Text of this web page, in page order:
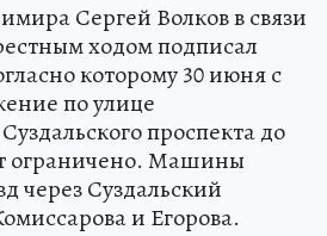
Сергей Волков в связи
ходом подписал
которому 30 июня с
по улице
проспекта до
ограничено. Машины
через Суздальский
и Егорова.